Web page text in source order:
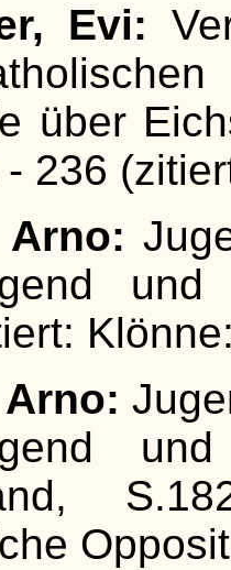
Evi:
über
236